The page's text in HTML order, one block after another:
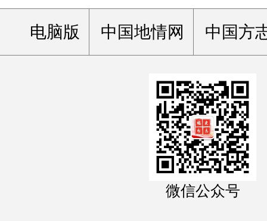
电脑版 中国地情网 中国方
微信公众号